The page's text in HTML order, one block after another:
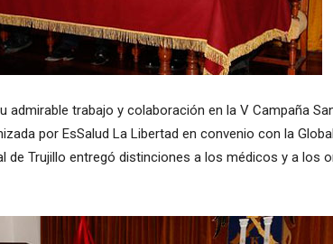
admirable trabajo y colaboración en la V Campaña
por EsSalud La Libertad en convenio con la
de Trujillo entregó distinciones a los médicos y a los